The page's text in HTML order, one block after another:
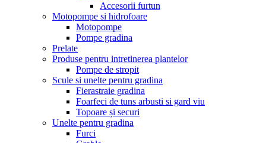
Accesorii furtun
Motopompe si hidrofoare
Motopompe
Pompe gradina
Prelate
Produse pentru intretinerea plantelor
Pompe de stropit
Scule si unelte pentru gradina
Fierastraie gradina
Foarfeci de tuns arbusti si gard viu
Topoare și securi
Unelte pentru gradina
Furci